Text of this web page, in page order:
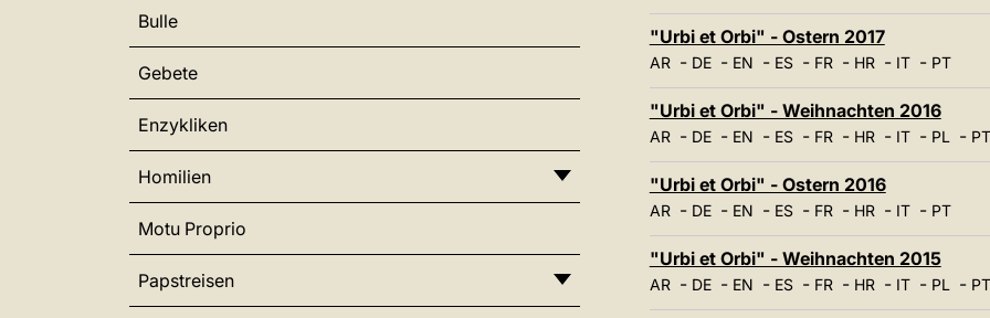
Bulle
Gebete
Enzykliken
Homilien
Motu Proprio
Papstreisen
"Urbi et Orbi" - Ostern 2017
AR- DE- EN - ES- FR- HR- IT- PT
"Urbi et Orbi" - Weihnachten 2016
AR- DE- EN - ES- FR- HR- IT- PL- PT
"Urbi et Orbi" - Ostern 2016
AR- DE- EN - ES- FR- HR- IT- PT
"Urbi et Orbi" - Weihnachten 2015
AR- DE- EN - ES- FR- HR- IT- PL- PT